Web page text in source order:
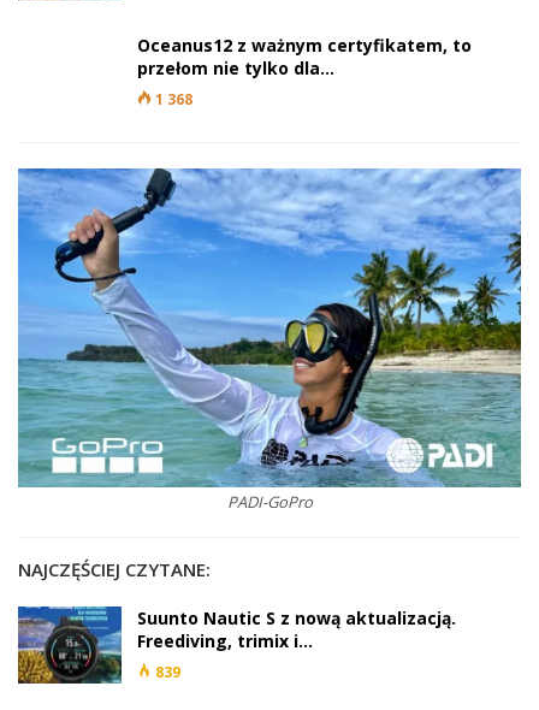
Oceanus12 z ważnym certyfikatem, to
przełom nie tylko dla…
1 368
PADI-GoPro
NAJCZĘŚCIEJ CZYTANE:
Suunto Nautic S z nową aktualizacją.
Freediving, trimix i…
839